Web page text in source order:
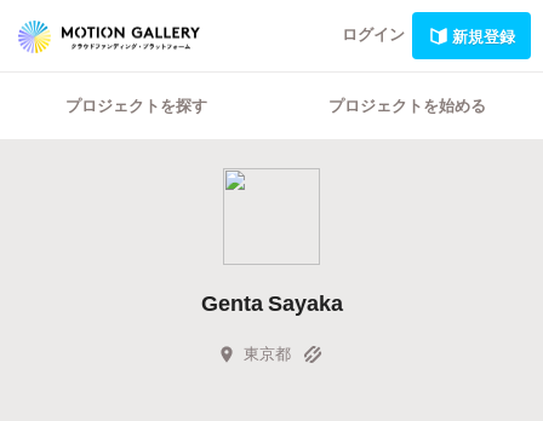
ログイン 新規登録
プロジェクトを探す プロジェクトを始める
Genta Sayaka
東京都